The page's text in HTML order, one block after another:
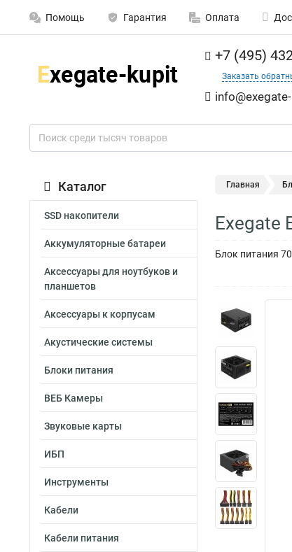
Помощь Гарантия Оплата
+7 (495)
Заказать
Каталог
SSD накопители
Аккумуляторные батареи
Аксессуары для ноутбуков и
планшетов
Аксессуары к корпусам
Акустические системы
Блоки питания
ВЕБ Камеры
Звуковые карты
ИБП
Инструменты
Кабели
Кабели питания
Главная
Exegate
Блок питания